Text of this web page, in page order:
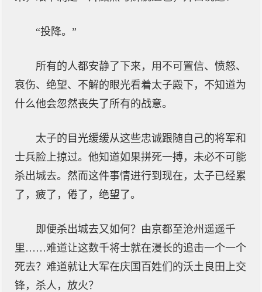
“投降。”
所有的人都安静了下来，用不可置信、愤怒、
哀伤、绝望、不解的眼光看着太子殿下，不知道为
什么他会忽然丧失了所有的战意。
太子的目光缓缓从这些忠诚跟随自己的将军和
士兵脸上掠过。他知道如果拼死一搏，未必不可能
杀出城去。然而这件事情进行到现在，太子已经累
了，疲了，倦了，绝望了。
即便杀出城去又如何？由京都至沧州遥遥千
里……难道让这数千将士就在漫长的追击一个一个
死去？难道就让大军在庆国百姓们的沃土良田上交
锋，杀人，放火？